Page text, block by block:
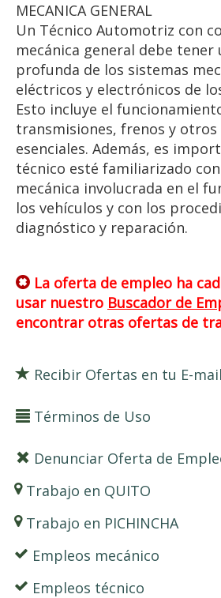
MECANICA GENERAL
Un Técnico Automotriz con
mecánica general debe tener
profunda de los sistemas
eléctricos y electrónicos de
Esto incluye el
transmisiones, frenos y
esenciales. Además, es
técnico esté familiarizado
mecánica involucrada en el
los vehículos y con los
diagnóstico y reparación.
La oferta de empleo ha
usar nuestro Buscador de
encontrar otras ofertas de
Recibir Ofertas en tu E-mail
Términos de Uso
Denunciar Oferta de
Trabajo en QUITO
Trabajo en PICHINCHA
Empleos mecánico
Empleos técnico